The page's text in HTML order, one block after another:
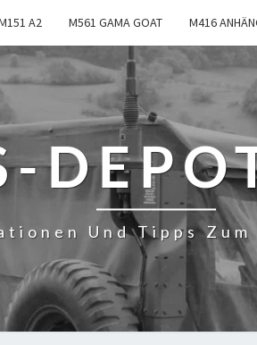
A2 M561 GAMA GOAT M416
Und Tipps Zum